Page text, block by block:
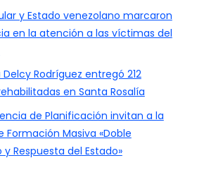
y Estado venezolano marcaron
en la atención a las víctimas del
Rodríguez entregó 212
en Santa Rosalía
de Planificación invitan a la
Formación Masiva «Doble
Respuesta del Estado»